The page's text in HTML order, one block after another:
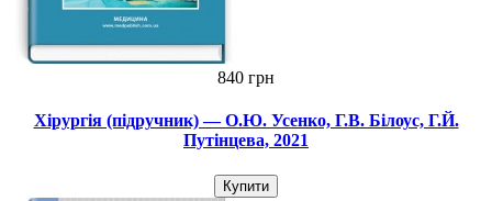
840 грн
Хірургія (підручник) — О.Ю. Усенко, Г.В. Білоус, Г.Й.
Путінцева, 2021
Купити